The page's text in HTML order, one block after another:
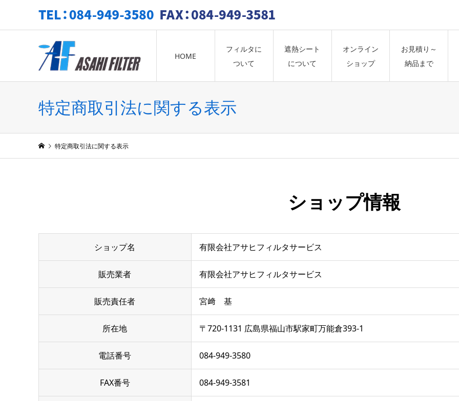
HOME
フィルタに
ついて
遮熱シート
について
オンライン
ショップ
お見積り～
納品まで
特定商取引法に関する表示
特定商取引法に関する表示
ショップ情報
ショップ名 有限会社アサヒフィルタサービス
販売業者 有限会社アサヒフィルタサービス
販売責任者 宮﨑 基
所在地 〒720-1131 広島県福山市駅家町万能倉393-1
電話番号 084-949-3580
FAX番号 084-949-3581